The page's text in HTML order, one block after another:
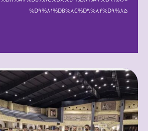
%D۹%۸۱%DB%۸C%D۹%۸۴%D۹%۸۵